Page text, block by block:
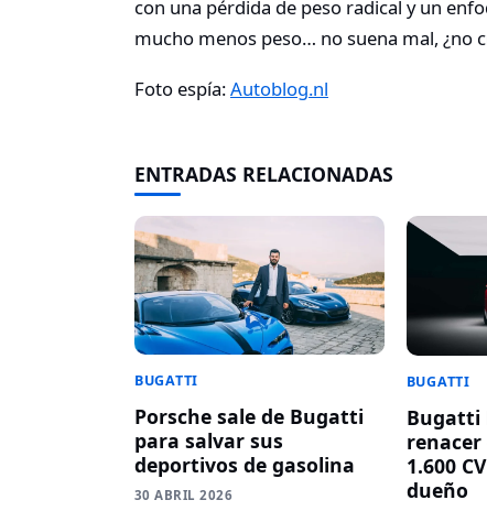
con una pérdida de peso radical y un
mucho menos peso… no suena mal, ¿no
Foto espía:Autoblog.nl
ENTRADAS RELACIONADAS
BUGATTI
Porsche sale de Bugatti
para salvar sus
deportivos de gasolina
30 ABRIL 2026
BUGATTI
Bugatti
renacer
1.600
dueño